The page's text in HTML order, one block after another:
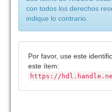
con todos los derechos
indique lo contrario.
Por favor, use este
este ítem:
https://